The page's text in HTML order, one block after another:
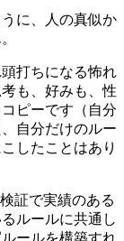
に、人の真似か
打ちになる怖れ
も、好みも、性
ピーです（自分
自分だけのルー
したことはあり
証で実績のある
ルールに共通し
ールを構築すれ